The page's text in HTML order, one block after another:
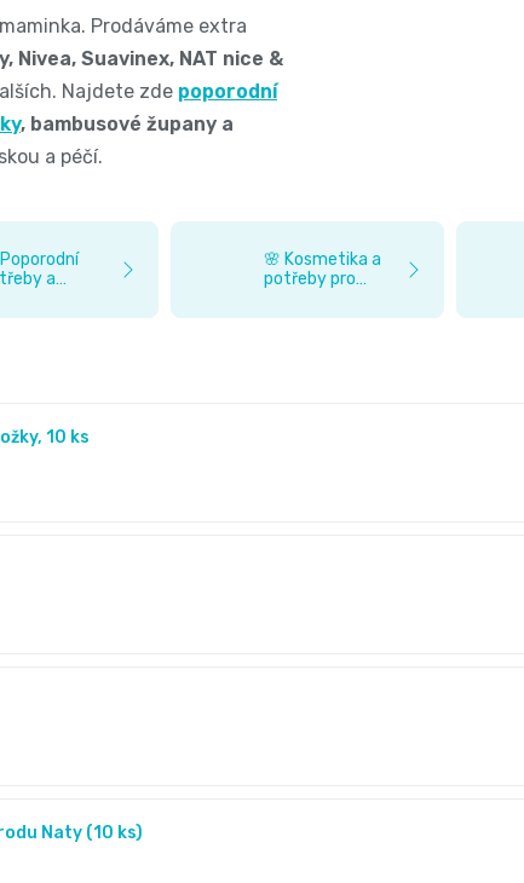
Prodáváme extra
Nivea, Suavinex, NAT nice &
Najdete zde poporodní
, bambusové župany a
a péčí.
Poporodní
a
🌸 Kosmetika a
potřeby pro
10 ks
Naty (10 ks)